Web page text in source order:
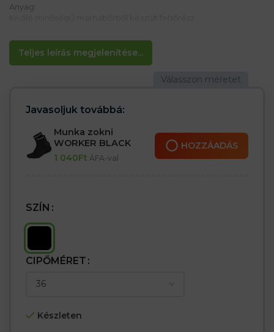
Teljes leírás megjelenítése...
Anyag:
Jellemzők:
– Csúszásmentes talp
– Két sűrűségű poliuretán biztosítja, hogy a talp kívül
keményebb, belül pedig puhább
– Lengéscsillapítás a sarokban
– OB E kategória FO SRC
Javasoljuk továbbá:
Munka zokni
WORKER BLACK
1 040Ft ÁFA-val
HOZZÁADÁS
SZÍN
CIPŐMÉRET
Készleten